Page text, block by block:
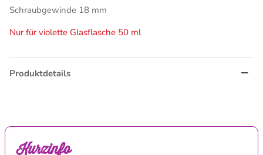
Schraubgewinde 18 mm
Nur für violette Glasflasche 50 ml
Produktdetails
Kurzinfo